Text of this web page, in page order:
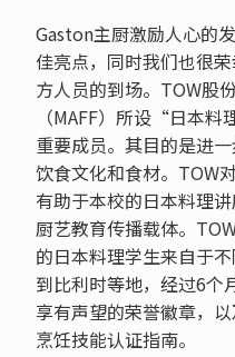
Gaston主厨激励人心的
佳亮点，同时我们也很
方人员的到场。TOW股
（MAFF）所设“日本
重要成员。其目的是进
饮食文化和食材。TOW
有助于本校的日本料理
厨艺教育传播载体。
的日本料理学生来自于
到比利时等地，经过6个
享有声望的荣誉徽章，
烹饪技能认证指南。